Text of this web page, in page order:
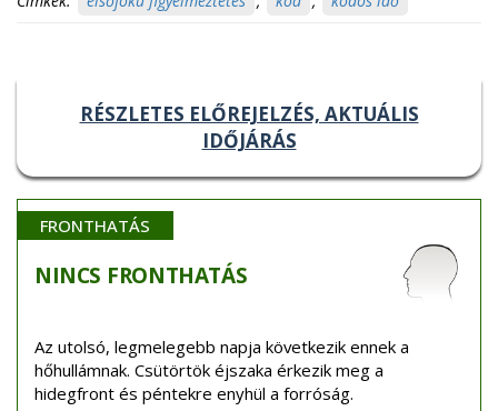
RÉSZLETES ELŐREJELZÉS, AKTUÁLIS
IDŐJÁRÁS
FRONTHATÁS
NINCS FRONTHATÁS
Az utolsó, legmelegebb napja következik ennek a
hőhullámnak. Csütörtök éjszaka érkezik meg a
hidegfront és péntekre enyhül a forróság.